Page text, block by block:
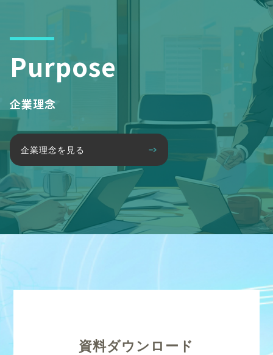
Purpose
企業理念
企業理念を見る
資料ダウンロード